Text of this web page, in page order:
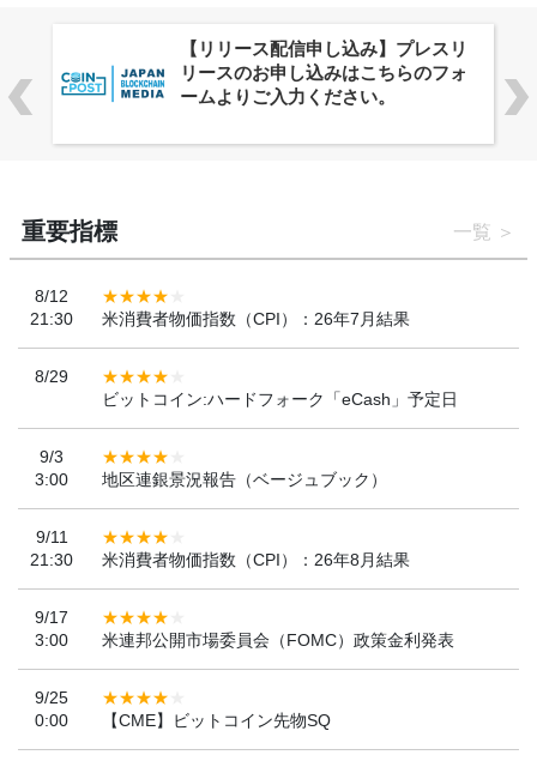
株式会社PlnX、アジア最大級のグロ
ーバルWeb3カンファレンス
「WebX2026」とのコラボレーショ
重要指標 一覧
8/12
21:30
米消費者物価指数（CPI）：26年7月結果
8/29
ビットコイン:ハードフォーク「eCash」予定日
9/3
3:00
地区連銀景況報告（ベージュブック）
9/11
21:30
米消費者物価指数（CPI）：26年8月結果
9/17
3:00
米連邦公開市場委員会（FOMC）政策金利発表
9/25
0:00
【CME】ビットコイン先物SQ